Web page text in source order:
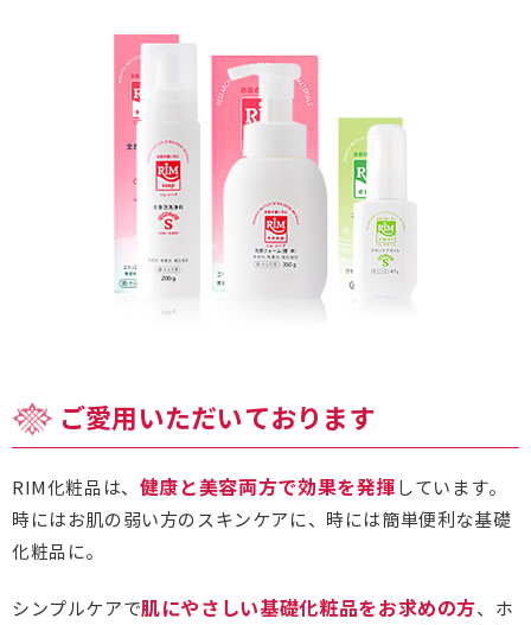
ご愛用いただいております
RIM化粧品は、 健康と美容両方で効果を発揮 しています。
時にはお肌の弱い方のスキンケアに、時には簡単便利な基礎
化粧品に。
シンプルケアで肌にやさしい基礎化粧品をお求めの方、ホ